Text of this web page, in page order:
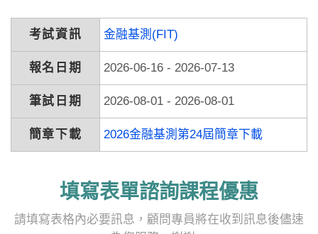
考試資訊 金融基測(FIT)
報名日期 2026-06-16 - 2026-07-13
筆試日期 2026-08-01 - 2026-08-01
簡章下載 2026金融基測第24屆簡章下載
填寫表單諮詢課程優惠
請填寫表格內必要訊息，顧問專員將在收到訊息後儘速